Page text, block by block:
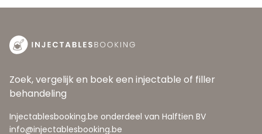
Zoek, vergelijk en boek een injectable of filler
behandeling
Injectablesbooking.be onderdeel van Halftien BV
info@injectablesbooking.be